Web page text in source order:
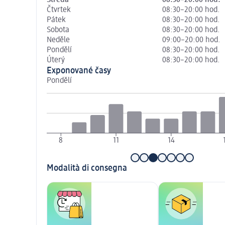
Čtvrtek
08:30–20:00 hod.
Pátek
08:30–20:00 hod.
Sobota
08:30–20:00 hod.
Neděle
09:00–20:00 hod.
Pondělí
08:30–20:00 hod.
Úterý
08:30–20:00 hod.
Exponované časy
Pondělí
8 11 14
Modalità di consegna